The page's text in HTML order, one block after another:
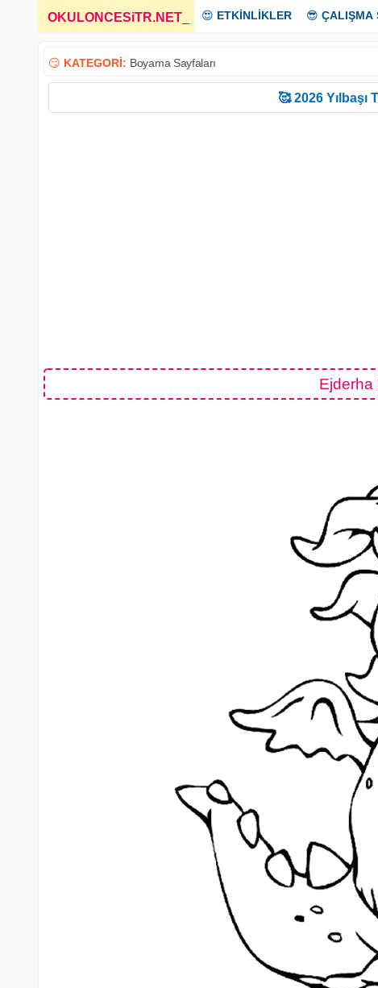
OKULONCESiTR.NET 😍 ETKİNLİKLER 😎 ÇALIŞMA
😏 KATEGORİ: Boyama Sayfaları
🥰 2026 Yılbaşı
Ejderha